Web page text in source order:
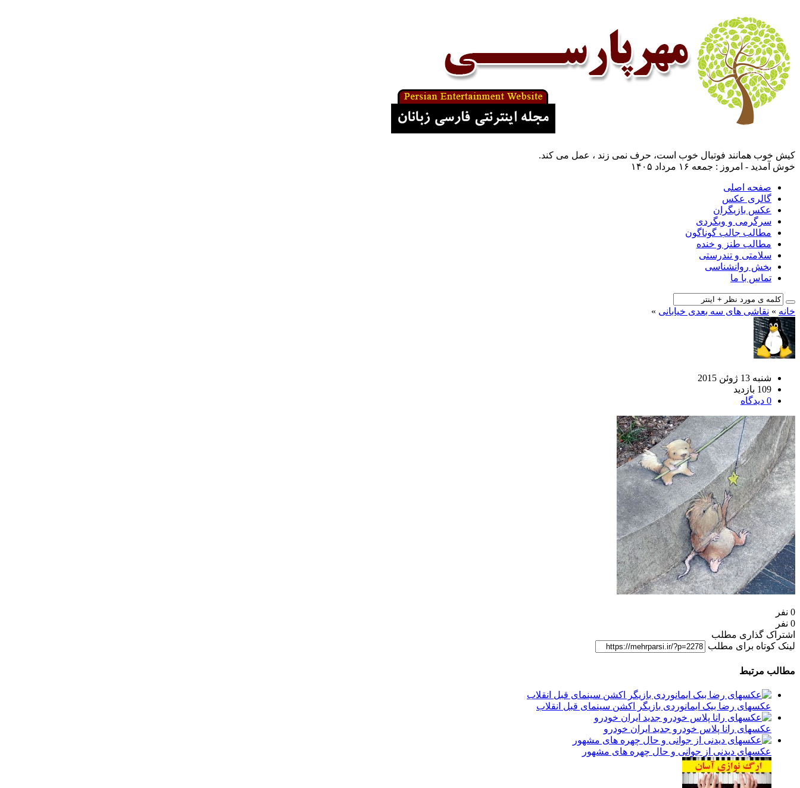
کیش خوب همانند فوتبال خوب است، حرف نمی زند ، عمل می کند.
خوش آمدید - امروز : جمعه ۱۶ مرداد ۱۴۰۵
صفحه اصلی
گالری عکس
عکس بازیگران
سرگرمی و وبگردی
مطالب جالب گوناگون
مطالب طنز و خنده
سلامتی و تندرستی
بخش روانشناسی
تماس با ما
خانه » نقاشی های سه بعدی خیابانی »
شنبه 13 ژوئن 2015
109 بازدید
0 دیدگاه
0 نفر
0 نفر
اشتراک گذاری مطلب
لینک کوتاه برای مطلب
مطالب مرتبط
عکسهای رضا بیک ایمانوردی بازیگر اکشن سینمای قبل انقلاب
عکسهای رانا پلاس خودرو جدید ایران خودرو
عکسهای دیدنی از جوانی و حال چهره های مشهور